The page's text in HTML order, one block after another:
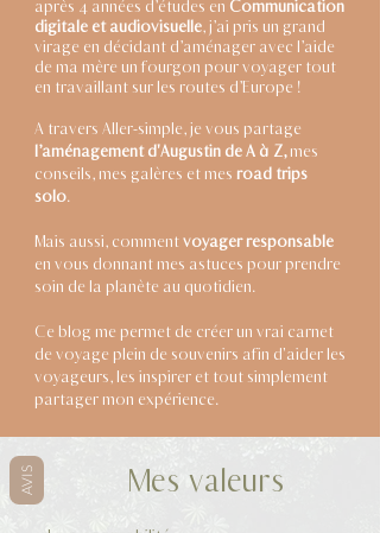
après 4 années d’études en Communication
digitale et audiovisuelle, j’ai pris un grand
virage en décidant d’aménager avec l’aide
de ma mère un fourgon pour voyager tout
en travaillant sur les routes d’Europe !
A travers Aller-simple, je vous partage
l’aménagement d'Augustin de A à Z,mes
conseils, mes galères et mes road trips
solo.
Mais aussi, commentvoyager responsable
en vous donnant mes astuces pour prendre
soin de la planète au quotidien.
Ce blog me permet de créer un vrai carnet
de voyage plein de souvenirs afin d'aider les
voyageurs, les inspirer et tout simplement
partager mon expérience.
Mes valeurs
AVIS